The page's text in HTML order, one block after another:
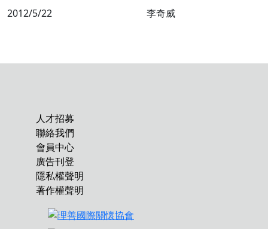
2012/5/22 李奇威
人才招募
聯絡我們
會員中心
廣告刊登
隱私權聲明
著作權聲明